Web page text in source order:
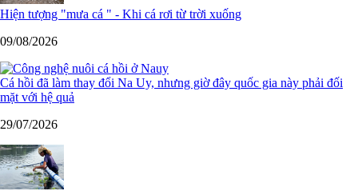
Hiện tượng "mưa cá " - Khi cá rơi từ trời xuống
09/08/2026
Cá hồi đã làm thay đổi Na Uy, nhưng giờ đây quốc gia này phải đối
mặt với hệ quả
29/07/2026